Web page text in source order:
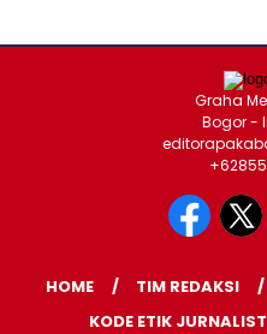
Graha
Bogor -
HOME TIM REDAKSI
KODE ETIK